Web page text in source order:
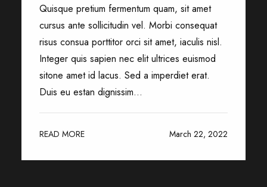
Quisque pretium fermentum quam, sit amet
cursus ante sollicitudin vel. Morbi consequat
risus consua porttitor orci sit amet, iaculis nisl.
Integer quis sapien nec elit ultrices euismod
sitone amet id lacus. Sed a imperdiet erat.
Duis eu estan dignissim...
READ MORE March 22, 2022